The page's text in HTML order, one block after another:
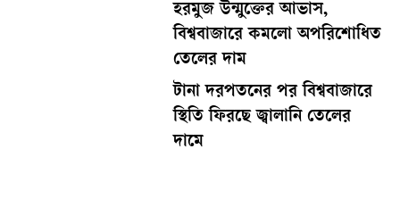
হরমুজ উন্মুক্তের আভাস,
বিশ্ববাজারে কমলো অপরিশোধিত
তেলের দাম
টানা দরপতনের পর বিশ্ববাজারে
স্থিতি ফিরছে জ্বালানি তেলের
দামে